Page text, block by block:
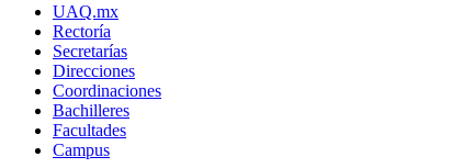
UAQ.mx
Rectoría
Secretarías
Direcciones
Coordinaciones
Bachilleres
Facultades
Campus